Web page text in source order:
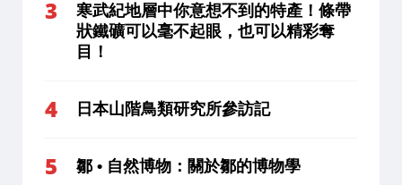
寒武紀地層中你意想不到的特產！條帶
狀鐵礦可以毫不起眼，也可以精彩奪
目！
日本山階鳥類研究所參訪記
鄒 • 自然博物：關於鄒的博物學